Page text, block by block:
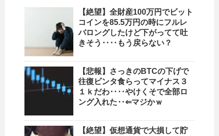
【絶望】全財産100万円でビット
コインを85.5万円の時にフルレ
バロングしたけど下がってて吐
きそう‥‥もう戻らない？
【悲報】さっきのBTCの下げで
往復ビンタ食らってマイナス３
１ｋだわ‥‥やけくそで全部ロ
ング入れた‥⇐マジかｗ
【絶望】仮想通貨で大損して貯